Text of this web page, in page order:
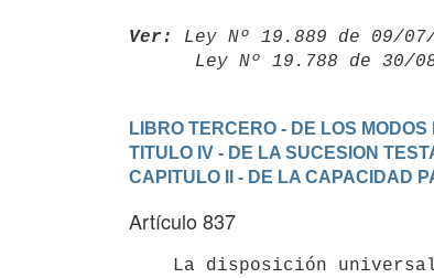
Ver: Ley Nº 19.889 de 09/
Ley Nº 19.788 de
LIBRO TERCERO - DE LOS
TITULO IV - DE LA SUCESION
CAPITULO II - DE LA CAPACIDAD
Artículo 837